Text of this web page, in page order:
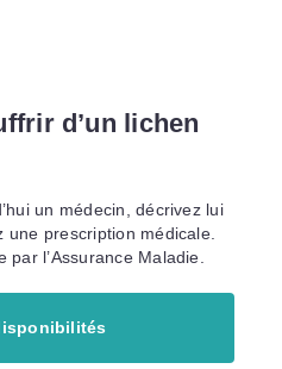
d’un lichen
un médecin, décrivez lui
prescription médicale.
l’Assurance Maladie.